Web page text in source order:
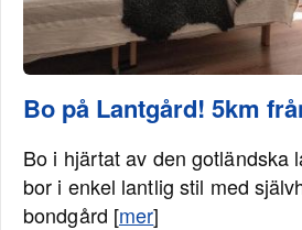
Bo på Lantgård! 5km
Bo i hjärtat av den gotländska
bor i enkel lantlig stil med
bondgård [mer]